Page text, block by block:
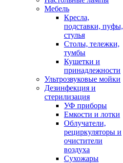
Мебель
Кресла,
подставки, пуфы,
стулья
Столы, тележки,
тумбы
Кушетки и
принадлежности
Ультрозвуковые мойки
Дезинфекция и
стерилизация
УФ приборы
Емкости и лотки
Облучатели,
рециркуляторы и
очистители
воздуха
Сухожары